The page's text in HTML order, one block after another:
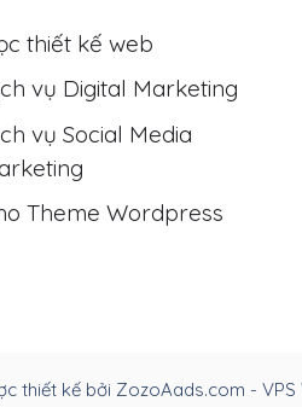
thiết kế web
vụ Digital Marketing
vụ Social Media
Theme Wordpress
thiết kế bởi ZozoAads.com - VPS